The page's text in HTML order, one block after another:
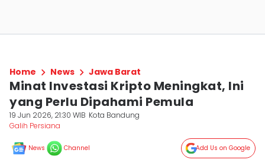
Home News Jawa Barat
Minat Investasi Kripto Meningkat, Ini
yang Perlu Dipahami Pemula
19 Jun 2026, 21:30 WIB Kota Bandung
Galih Persiana
News Channel Add Us on Google